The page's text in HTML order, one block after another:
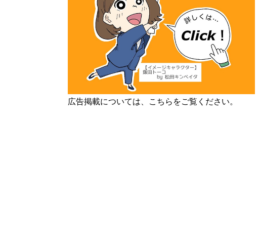
広告掲載については、こちらをご覧ください。